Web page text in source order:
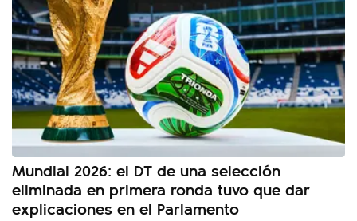
Mundial 2026: el DT de una selección
eliminada en primera ronda tuvo que dar
explicaciones en el Parlamento